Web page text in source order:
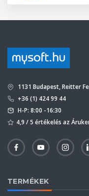
1131 Budapest, Reitter
+36 (1) 424 99 44
H-P: 8:00 -16:30
4,9 / 5 értékelés az
TERMÉKEK